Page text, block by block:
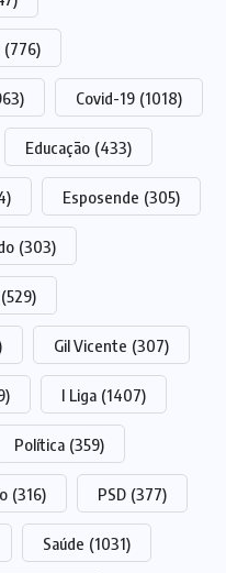
(776)
Covid-19 (1018)
Educação (433)
Esposende (305)
(303)
(529)
Gil Vicente (307)
I Liga (1407)
Política (359)
(316) PSD (377)
Saúde (1031)